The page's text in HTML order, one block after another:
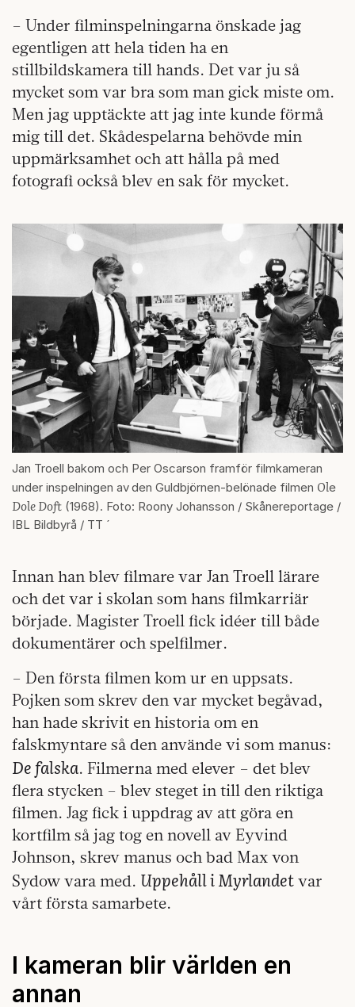
– Under filminspelningarna önskade jag
egentligen att hela tiden ha en
stillbildskamera till hands. Det var ju så
mycket som var bra som man gick miste om.
Men jag upptäckte att jag inte kunde förmå
mig till det. Skådespelarna behövde min
uppmärksamhet och att hålla på med
fotografi också blev en sak för mycket.
Jan Troell bakom och Per Oscarson framför filmkameran
under inspelningen avden Guldbjörnen-belönade filmen Ole
Dole Doft (1968). Foto: Roony Johansson / Skånereportage /
IBL Bildbyrå / TT ´
Innan han blev filmare var Jan Troell lärare
och det var i skolan som hans filmkarriär
började. Magister Troell fick idéer till både
dokumentärer och spelfilmer.
– Den första filmen kom ur en uppsats.
Pojken som skrev den var mycket begåvad,
han hade skrivit en historia om en
falskmyntare så den använde vi som manus:
De falska. Filmerna med elever – det blev
flera stycken – blev steget in till den riktiga
filmen. Jag fick i uppdrag av att göra en
kortfilm så jag tog en novell av Eyvind
Johnson, skrev manus och bad Max von
Sydow vara med. Uppehåll i Myrlandet var
vårt första samarbete.
I kameran blir världen en
annan